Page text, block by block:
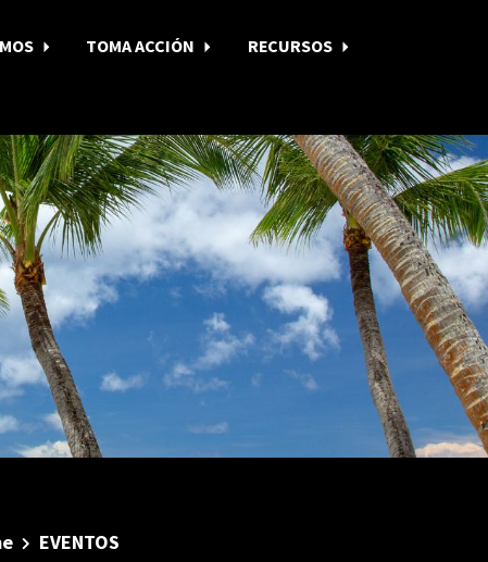
TOMA ACCIÓN
RECURSOS
EVENTOS